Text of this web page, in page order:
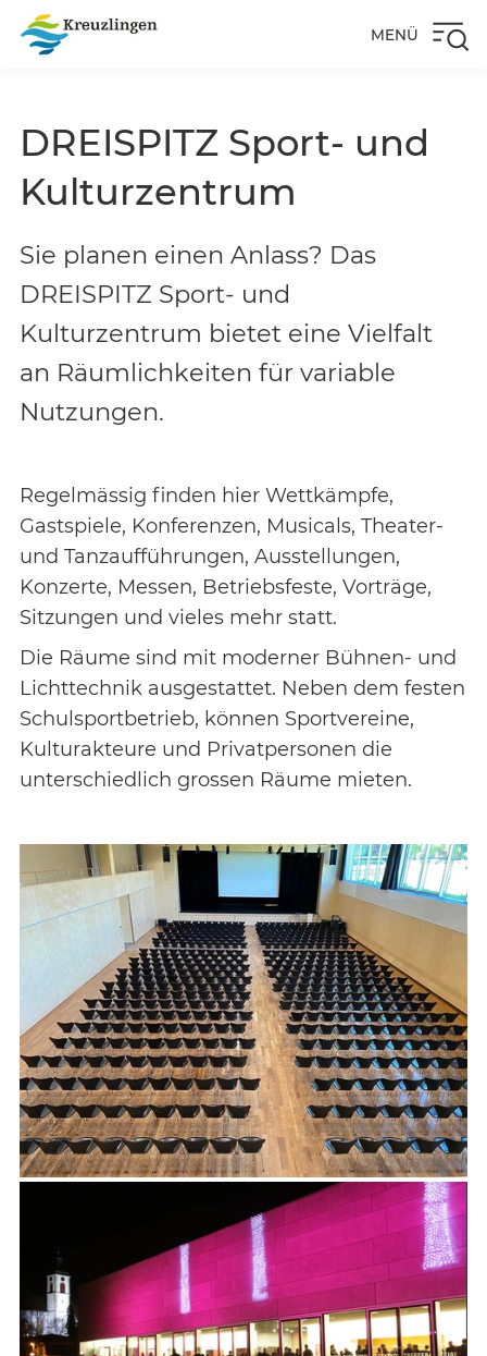
MENÜ
DREISPITZ Sport- und
Kulturzentrum
Sie planen einen Anlass? Das
DREISPITZ Sport- und
Kulturzentrum bietet eine Vielfalt
an Räumlichkeiten für variable
Nutzungen.
Regelmässig finden hier Wettkämpfe,
Gastspiele, Konferenzen, Musicals, Theater-
und Tanzaufführungen, Ausstellungen,
Konzerte, Messen, Betriebsfeste, Vorträge,
Sitzungen und vieles mehr statt.
Die Räume sind mit moderner Bühnen- und
Lichttechnik ausgestattet. Neben dem festen
Schulsportbetrieb, können Sportvereine,
Kulturakteure und Privatpersonen die
unterschiedlich grossen Räume mieten.